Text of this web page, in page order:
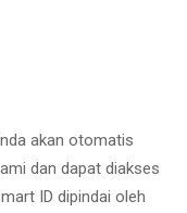
akan otomatis
dan dapat diakses
ID dipindai oleh